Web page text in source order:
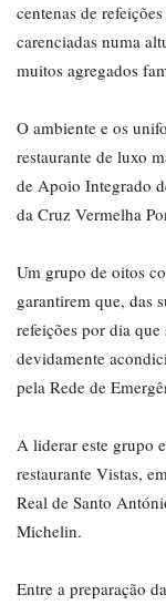
centenas de
carenciadas numa
muitos agregados
O ambiente e os
restaurante de luxo
de Apoio Integrado
da Cruz Vermelha
Um grupo de oitos
garantirem que, das
refeições por dia que
devidamente
pela Rede de
A liderar este grupo
restaurante Vistas,
Real de Santo
Michelin.
Entre a preparação